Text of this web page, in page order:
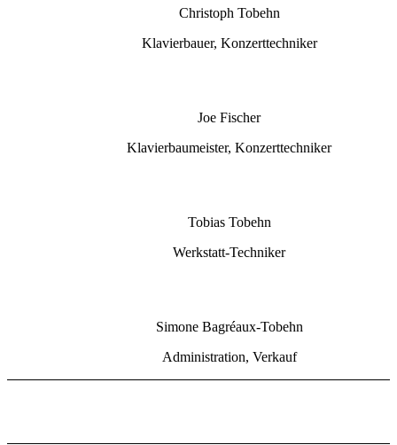
Christoph Tobehn
Klavierbauer, Konzerttechniker
Joe Fischer
Klavierbaumeister, Konzerttechniker
Tobias Tobehn
Werkstatt-Techniker
Simone Bagréaux-Tobehn
Administration, Verkauf